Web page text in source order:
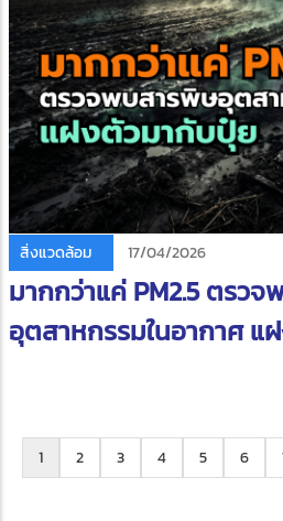
สิ่งแวดล้อม 17/04/2026
มากกว่าแค่ PM2.5 ตรว
อุตสาหกรรมในอากาศ แ
Pagination
Current
page
1 Page
2 Page
3 Page
4 Page
5 Page
6